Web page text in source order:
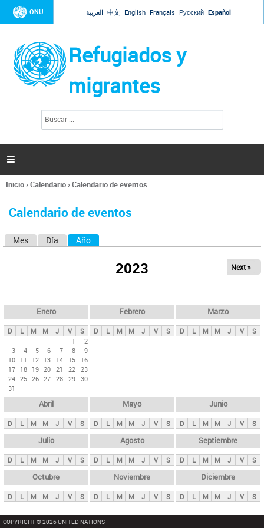
Jump to navigation
ONU العربية 中文 English Français Русский Español
Refugiados y
migrantes
l
d
s

Se
usted
Inicio›Calendario›Calendario de eventos
Calendario de eventos
s
p
n
c
i
p
l
e
s
Mes Día Año
2023 Next »
Enero
D L M M J V
S
1
2
3
4 5 6 7 8
9
10 11 12 13 14 15
16
17 18 19 20 21 22 23
24 25 26 27 28 29 30
31
Febrero
D L M M J V S
Marzo
D L M M J V S
Abril
D L M M J V S
Mayo
D L M M J V S
Junio
D L M M J V S
Julio
D L M M J V S
Agosto
D L M M J V S
Septiembre
D L M M J V S
Octubre
D L M M J V S
Noviembre
D L M M J V S
Diciembre
D L M M J V S
COPYRIGHT © 2026 UNITED NATIONS